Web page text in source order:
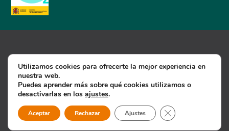
©2025 Atelsam
Aviso Legal
Política de cookies
Política de Privacidad
Utilizamos cookies para ofrecerte la mejor experiencia en
nuestra web.
Puedes aprender más sobre qué cookies utilizamos o
desactivarlas en los ajustes.
Aceptar Rechazar Ajustes Cerrar el banner